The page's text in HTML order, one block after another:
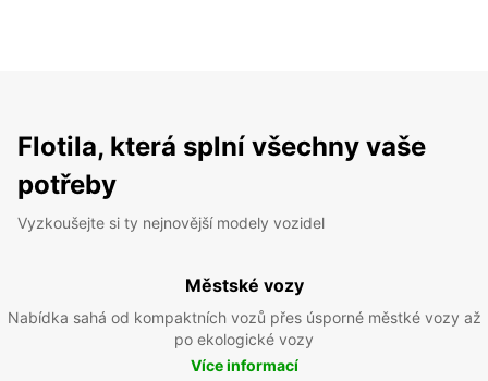
Flotila, která splní všechny vaše
potřeby
Vyzkoušejte si ty nejnovější modely vozidel
Městské vozy
Nabídka sahá od kompaktních vozů přes úsporné městké vozy až
po ekologické vozy
Více informací